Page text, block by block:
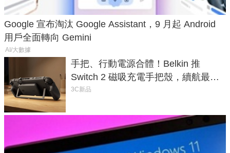
Google 宣布淘汰 Google Assistant，9 月起 Android
用戶全面轉向 Gemini
AI/大數據
手把、行動電源合體！Belkin 推
Switch 2 磁吸充電手把殼，續航最高
延長 1.5 倍
3C新品